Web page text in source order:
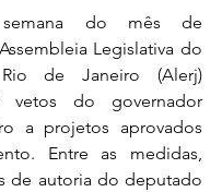
do mês de
Legislativa do
de Janeiro (Alerj)
vetos do governador
a projetos aprovados
Entre as medidas,
de autoria do deputado